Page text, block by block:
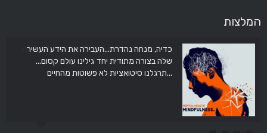
המלצות
כדיה, מנחה נהדרת...העבירה את הידע העשיר
שלה בצורה מתודית יחד גילינו עולם קסום...
תרגלנו סיטואציות לא פשוטות מהחיים...
את עוזרת ממש תודה לך על המדיטציה שעשית
איתנו בכיתה תודה